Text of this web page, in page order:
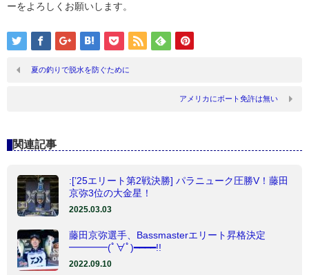
ーをよろしくお願いします。
夏の釣りで脱水を防ぐために
アメリカにボート免許は無い
関連記事
:[’25エリート第2戦決勝] パラニューク圧勝V！藤田
京弥3位の大金星！
2025.03.03
藤田京弥選手、Bassmasterエリート昇格決定
━━━━(ﾟ∀ﾟ)━━━━!!
2022.09.10